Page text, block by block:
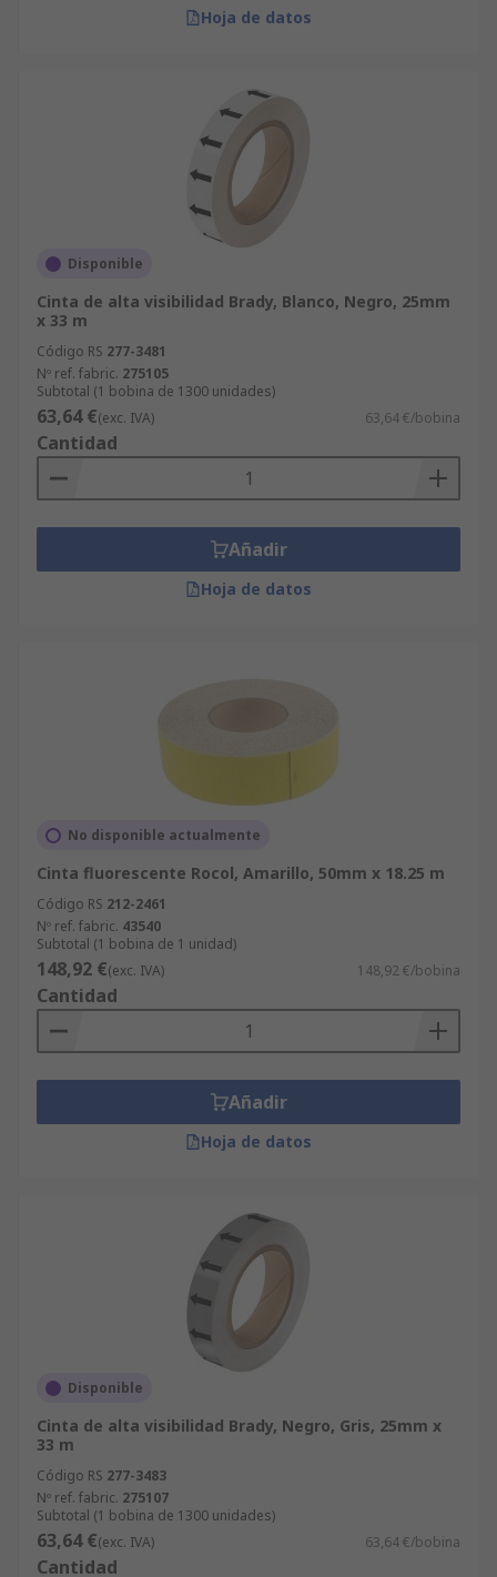
Hoja de datos
Disponible
Cinta de alta visibilidad Brady, Blanco, Negro, 25mm
x 33 m
Código RS 277-3481
Nº ref. fabric. 275105
Subtotal (1 bobina de 1300 unidades)
63,64 €(exc. IVA) 63,64 €/bobina
Cantidad
Añadir
Hoja de datos
No disponible actualmente
Cinta fluorescente Rocol, Amarillo, 50mm x 18.25 m
Código RS 212-2461
Nº ref. fabric. 43540
Subtotal (1 bobina de 1 unidad)
148,92 €(exc. IVA) 148,92 €/bobina
Cantidad
Añadir
Hoja de datos
Disponible
Cinta de alta visibilidad Brady, Negro, Gris, 25mm x
33 m
Código RS 277-3483
Nº ref. fabric. 275107
Subtotal (1 bobina de 1300 unidades)
63,64 €(exc. IVA) 63,64 €/bobina
Cantidad